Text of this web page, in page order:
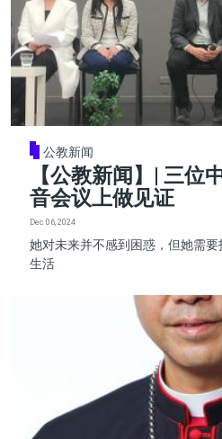
公教新闻
【公教新闻】| 三位
音会议上做见证
Dec 06, 2024
她对未来并不感到困惑，但她需
生活